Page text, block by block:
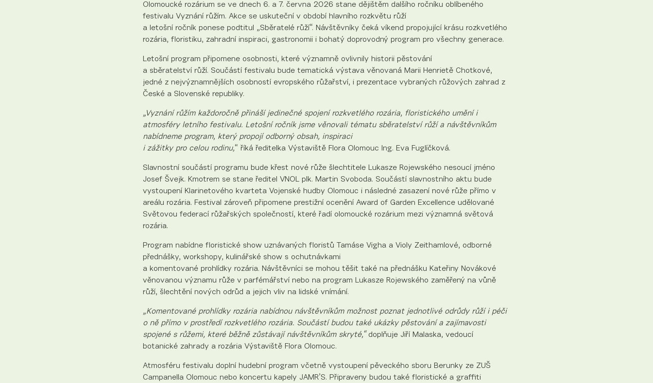
Olomoucké rozárium se ve dnech 6. a 7. června 2026 stane dějištěm dalšího ročníku oblíbeného
festivalu Vyznání růžím. Akce se uskuteční v období hlavního rozkvětu růží
a letošní ročník ponese podtitul „Sběratelé růží“. Návštěvníky čeká víkend propojující krásu rozkvetlého
rozária, floristiku, zahradní inspiraci, gastronomii i bohatý doprovodný program pro všechny generace.
Letošní program připomene osobnosti, které významně ovlivnily historii pěstování
a sběratelství růží. Součástí festivalu bude tematická výstava věnovaná Marii Henrietě Chotkové,
jedné z nejvýznamnějších osobností evropského růžařství, i prezentace vybraných růžových zahrad z
České a Slovenské republiky.
„Vyznání růžím každoročně přináší jedinečné spojení rozkvetlého rozária, floristického umění i
atmosféry letního festivalu. Letošní ročník jsme věnovali tématu sběratelství růží a návštěvníkům
nabídneme program, který propojí odborný obsah, inspiraci
i zážitky pro celou rodinu,“ říká ředitelka Výstaviště Flora Olomouc Ing. Eva Fuglíčková.
Slavnostní součástí programu bude křest nové růže šlechtitele Lukasze Rojewského nesoucí jméno
Josef Švejk. Kmotrem se stane ředitel VNOL plk. Martin Svoboda. Součástí slavnostního aktu bude
vystoupení Klarinetového kvarteta Vojenské hudby Olomouc i následné zasazení nové růže přímo v
areálu rozária. Festival zároveň připomene prestižní ocenění Award of Garden Excellence udělované
Světovou federací růžařských společností, které řadí olomoucké rozárium mezi významná světová
rozária.
Program nabídne floristické show uznávaných floristů Tamáse Vigha a Violy Zeithamlové, odborné
přednášky, workshopy, kulinářské show s ochutnávkami
a komentované prohlídky rozária. Návštěvníci se mohou těšit také na přednášku Kateřiny Novákové
věnovanou významu růže v parfémářství nebo na program Lukasze Rojewského zaměřený na vůně
růží, šlechtění nových odrůd a jejich vliv na lidské vnímání.
„Komentované prohlídky rozária nabídnou návštěvníkům možnost poznat jednotlivé odrůdy růží i péči
o ně přímo v prostředí rozkvetlého rozária. Součástí budou také ukázky pěstování a zajímavosti
spojené s růžemi, které běžně zůstávají návštěvníkům skryté,“doplňuje Jiří Malaska, vedoucí
botanické zahrady a rozária Výstaviště Flora Olomouc.
Atmosféru festivalu doplní hudební program včetně vystoupení pěveckého sboru Berunky ze ZUŠ
Campanella Olomouc nebo koncertu kapely JAMR’S. Připraveny budou také floristické a graffiti